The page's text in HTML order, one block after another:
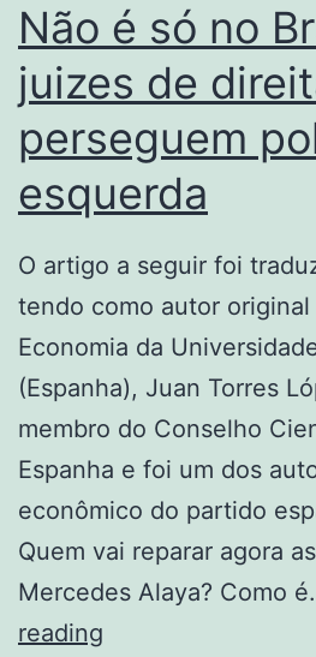
Não é só no
juizes de
perseguem
esquerda
O artigo a seguir foi
tendo como autor
Economia da
(Espanha), Juan Torres
membro do Conselho
Espanha e foi um dos
econômico do partido
Quem vai reparar agora
Mercedes Alaya? Como
reading